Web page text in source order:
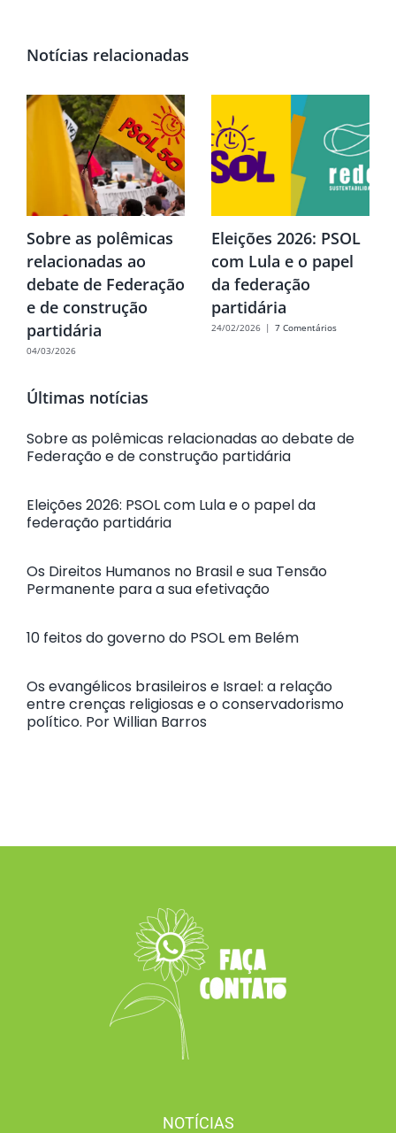
Notícias relacionadas
Sobre as polêmicas
relacionadas ao
debate de Federação
e de construção
partidária
04/03/2026
Eleições 2026: PSOL
com Lula e o papel
da federação
partidária
24/02/2026 | 7 Comentários
Últimas notícias
Sobre as polêmicas relacionadas ao debate de
Federação e de construção partidária
Eleições 2026: PSOL com Lula e o papel da
federação partidária
Os Direitos Humanos no Brasil e sua Tensão
Permanente para a sua efetivação
10 feitos do governo do PSOL em Belém
Os evangélicos brasileiros e Israel: a relação
entre crenças religiosas e o conservadorismo
político. Por Willian Barros
NOTÍCIAS